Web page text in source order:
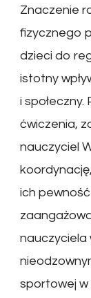
Znaczenie
fizycznego
dzieci do
istotny
i
ćwiczenia,
nauczyciel
ich
nauczyciela
sportowej w